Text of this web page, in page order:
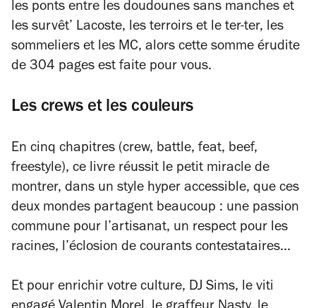
les ponts entre les doudounes sans manches et
les survêt’ Lacoste, les terroirs et le ter-ter, les
sommeliers et les MC, alors cette somme érudite
de 304 pages est faite pour vous.
Les crews et les couleurs
En cinq chapitres (crew, battle, feat, beef,
freestyle), ce livre réussit le petit miracle de
montrer, dans un style hyper accessible, que ces
deux mondes partagent beaucoup : une passion
commune pour l’artisanat, un respect pour les
racines, l’éclosion de courants contestataires...
Et pour enrichir votre culture, DJ Sims, le viti